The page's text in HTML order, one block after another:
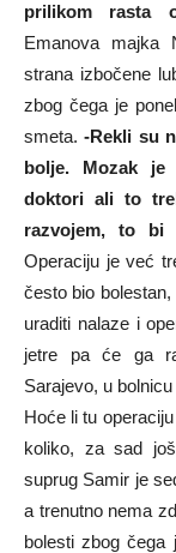
prilikom rasta
Emanova majka
strana izbočene
zbog čega je
smeta.-Rekli su
bolje. Mozak je
doktori ali to
razvojem, to bi
Operaciju je već
često bio
uraditi nalaze i
jetre pa će ga
Sarajevo, u
Hoće li tu
koliko, za sad
suprug Samir je
a trenutno nema
bolesti zbog čega